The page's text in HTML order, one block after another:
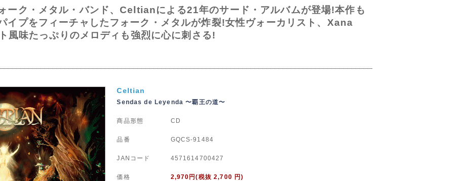
ーク・メタル・バンド、Celtianによる21年のサード・アルバムが登場!本作も
イプをフィーチャしたフォーク・メタルが炸裂!女性ヴォーカリスト、Xana
風味たっぷりのメロディも強烈に心に刺さる!
Celtian
Sendas de Leyenda 〜覇王の道〜
商品形態 CD
品番 GQCS-91484
JANコード 4571614700427
価格 2,970 円(税抜 2,700 円)